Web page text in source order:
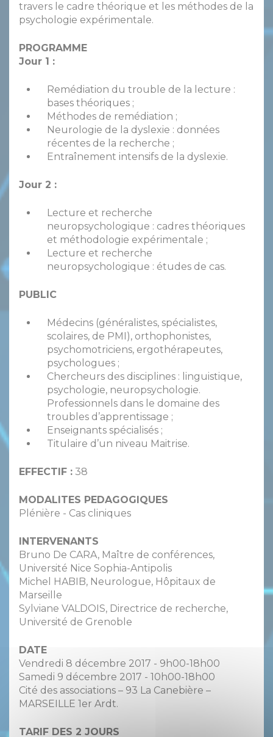
travers le cadre théorique et les méthodes de la
psychologie expérimentale.
PROGRAMME
Jour 1 :
Remédiation du trouble de la lecture :
bases théoriques ;
Méthodes de remédiation ;
Neurologie de la dyslexie : données
récentes de la recherche ;
Entraînement intensifs de la dyslexie.
Jour 2 :
Lecture et recherche
neuropsychologique : cadres théoriques
et méthodologie expérimentale ;
Lecture et recherche
neuropsychologique : études de cas.
PUBLIC
Médecins (généralistes, spécialistes,
scolaires, de PMI), orthophonistes,
psychomotriciens, ergothérapeutes,
psychologues ;
Chercheurs des disciplines : linguistique,
psychologie, neuropsychologie.
Professionnels dans le domaine des
troubles d’apprentissage ;
Enseignants spécialisés ;
Titulaire d’un niveau Maitrise.
EFFECTIF : 38
MODALITES PEDAGOGIQUES
Plénière - Cas cliniques
INTERVENANTS
Bruno De CARA, Maître de conférences,
Université Nice Sophia-Antipolis
Michel HABIB, Neurologue, Hôpitaux de
Marseille
Sylviane VALDOIS, Directrice de recherche,
Université de Grenoble
DATE
Vendredi 8 décembre 2017 - 9h00-18h00
Samedi 9 décembre 2017 - 10h00-18h00
Cité des associations – 93 La Canebière –
MARSEILLE 1er Ardt.
TARIF DES 2 JOURS